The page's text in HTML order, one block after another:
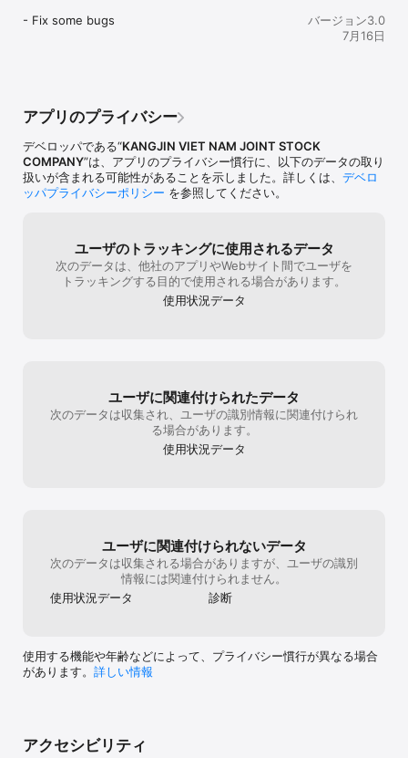
• ロボット、モンスター、赤ちゃん、宇宙人などに変身
• 使いやすい prank app インターフェース
• 高品質でリアルなサウンド
• prank calls から武器シミュレーター、voice change、AI prank
video まで一つのアプリで
今すぐ OMG Prank App Prank Sounds をダウンロードして、より
賢く prank しよう！
Privacy Policy:
https://fitnesstrainingglobal.com/privacy_policy.html
- Fix some bugs
バージョン3.0
7月16日
アプリのプライバシー
デベロッパである“KANGJIN VIET NAM JOINT STOCK
COMPANY”は、アプリのプライバシー慣行に、以下のデータの取り
扱いが含まれる可能性があることを示しました。詳しくは、 デベロ
ッパプライバシーポリシー を参照してください。
ユーザのトラッキングに使用されるデータ
次のデータは、他社のアプリやWebサイト間でユーザを
トラッキングする目的で使用される場合があります。
使用状況データ
ユーザに関連付けられたデータ
次のデータは収集され、ユーザの識別情報に関連付けられ
る場合があります。
使用状況データ
ユーザに関連付けられないデータ
次のデータは収集される場合がありますが、ユーザの識別
情報には関連付けられません。
使用状況データ
診断
使用する機能や年齢などによって、プライバシー慣行が異なる場合
があります。 詳しい情報
アクセシビリティ